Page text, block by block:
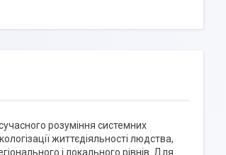
розуміння системних
життєдіяльності людства,
і локального рівнів. Для